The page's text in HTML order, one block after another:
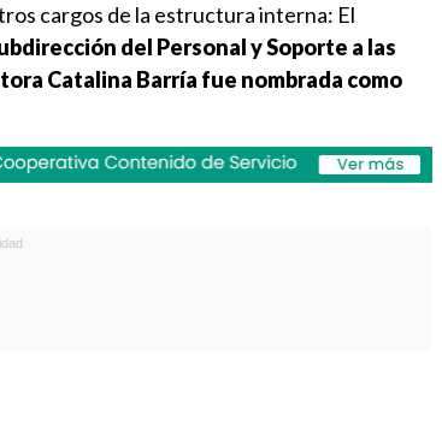
cargos de la estructura interna: El
del Personal y Soporte a las
Catalina Barría fue nombrada como